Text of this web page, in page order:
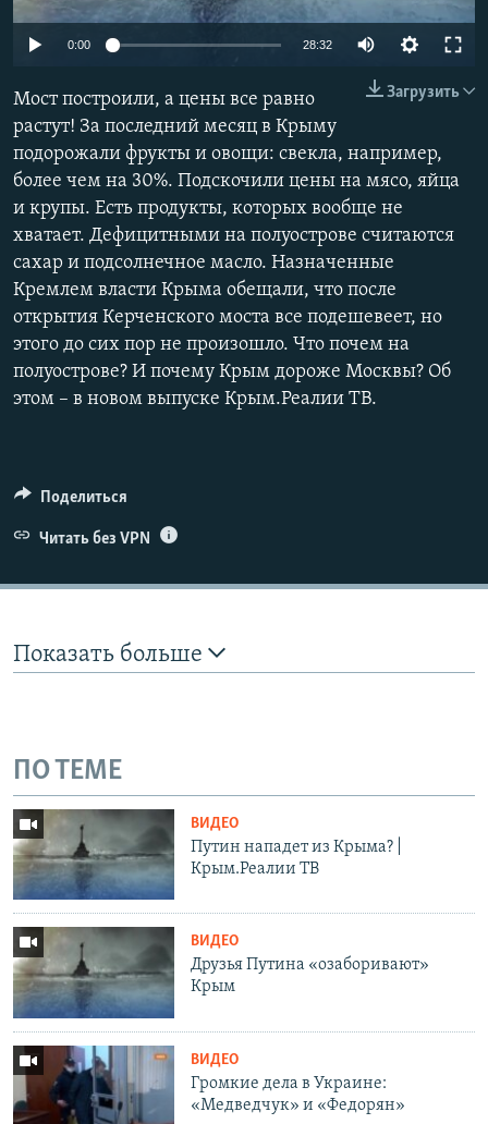
ПОБЕДИТЕЛЕЙ НЕ СУДЯТ?
ELIFBE
УКРАИНСКАЯ ПРОБЛЕМА КРЫМА
ПРИСОЕДИНЯЙТЕСЬ!
Все сайты RFE/RL 480p
720p 1080p
0:00 28:32
240p
480p
1080p
Загрузить
Мост построили, а цены все равно
растут! За последний месяц в Крыму
подорожали фрукты и овощи: свекла, например,
более чем на 30%. Подскочили цены на мясо, яйца
и крупы. Есть продукты, которых вообще не
хватает. Дефицитными на полуострове считаются
сахар и подсолнечное масло. Назначенные
Кремлем власти Крыма обещали, что после
открытия Керченского моста все подешевеет, но
этого до сих пор не произошло. Что почем на
полуострове? И почему Крым дороже Москвы? Об
этом – в новом выпуске Крым.Реалии ТВ.
Поделиться
Читать без VPN
Показать больше
ПО ТЕМЕ
ВИДЕО
Путин нападет из Крыма? |
Крым.Реалии ТВ
ВИДЕО
Друзья Путина «озаборивают»
Крым
ВИДЕО
Громкие дела в Украине:
«Медведчук» и «Федорян»